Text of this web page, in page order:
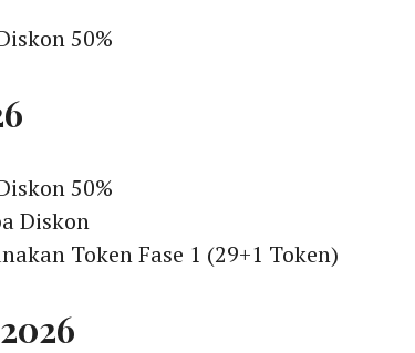
50%
50%
Diskon
Token Fase 1 (29+1 Token)